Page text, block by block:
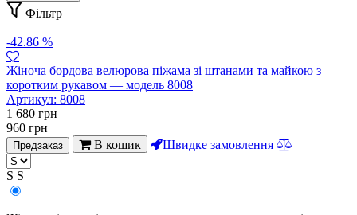
Фільтр
-42.86 %
Жіноча бордова велюрова піжама зі штанами та майкою з
коротким рукавом — модель 8008
Артикул: 8008
1 680 грн
960 грн
Предзаказ В кошик Швидке замовлення
S S